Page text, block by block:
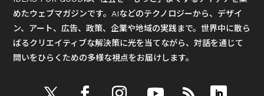
めたウェブマガジンです。AIなどのテクノロジーから、デザイ
ン、アート、広告、政策、企業や地域の実践まで。世界中に散ら
ばるクリエイティブな解決策に光を当てながら、対話を通じて
問いをひらくための多様な視点をお届けします。